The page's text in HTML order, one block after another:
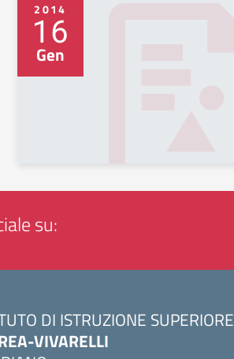
2014
16
Gen
su:
DI ISTRUZIONE SUPERIORE
VIVARELLI